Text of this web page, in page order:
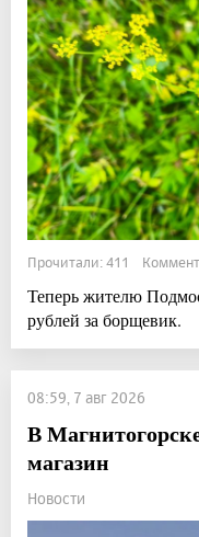
Прочитали: 411
Теперь жителю
рублей за борщевик.
08:59, 7 авг 2026
В
магазин
Новости